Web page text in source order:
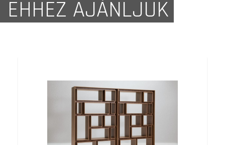
EHHEZ AJÁNLJUK